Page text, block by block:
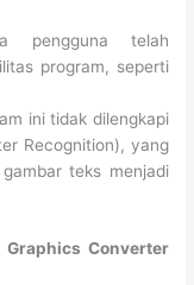
pengguna telah
program, seperti
ini tidak dilengkapi
Recognition), yang
teks menjadi
Converter